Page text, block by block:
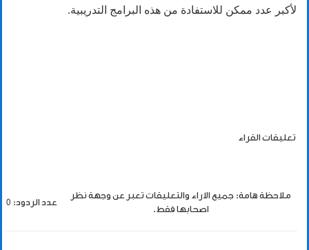
لأكبر عدد ممكن للاستفادة من هذه البرامج التدريبية.
تعليقات القراء
ملاحظة هامة: جميع الاراء والتعليقات تعبر عن وجهة نظر
اصحابها فقط.
عدد الردود: 0